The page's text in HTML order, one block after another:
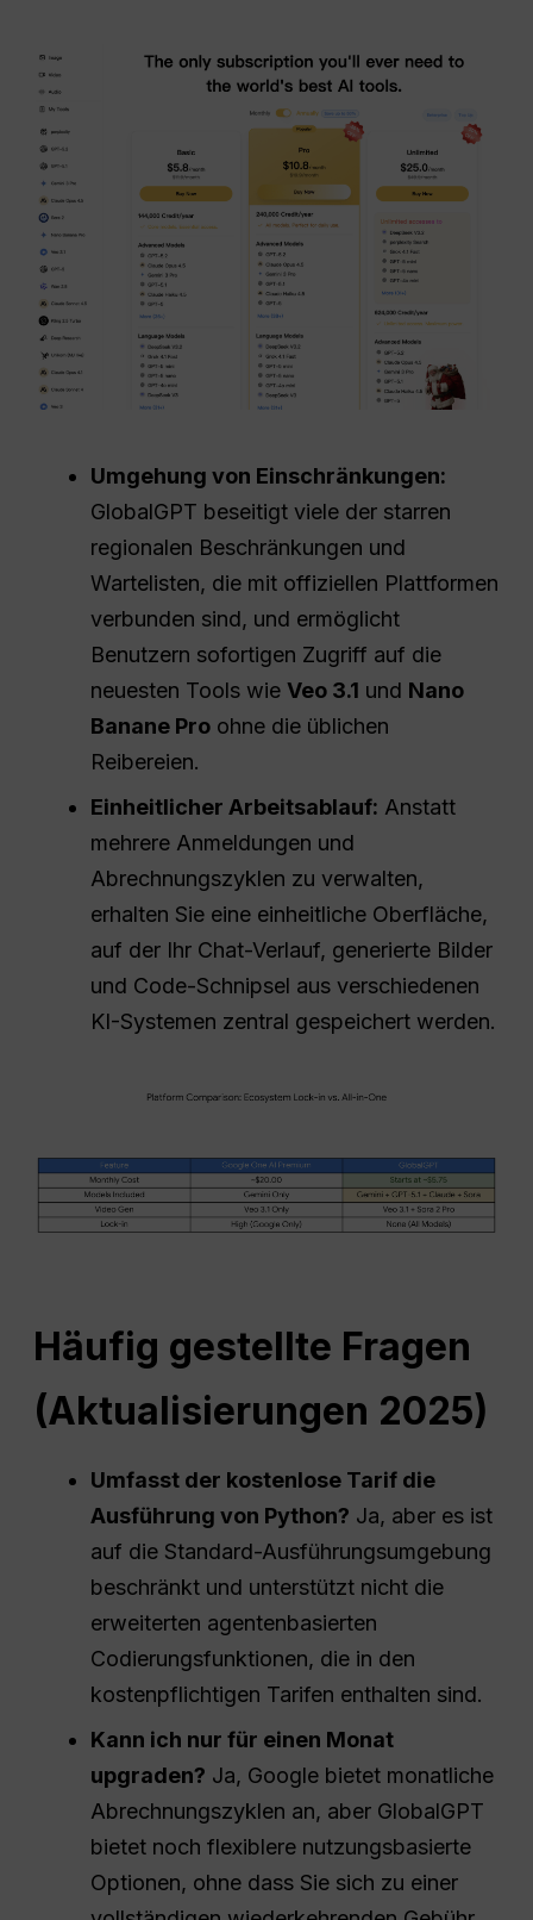
Umgehung von Einschränkungen:
GlobalGPT beseitigt viele der starren
regionalen Beschränkungen und
Wartelisten, die mit offiziellen Plattformen
verbunden sind, und ermöglicht
Benutzern sofortigen Zugriff auf die
neuesten Tools wieVeo 3.1 und Nano
Banane Pro ohne die üblichen
Reibereien.
Einheitlicher Arbeitsablauf: Anstatt
mehrere Anmeldungen und
Abrechnungszyklen zu verwalten,
erhalten Sie eine einheitliche Oberfläche,
auf der Ihr Chat-Verlauf, generierte Bilder
und Code-Schnipsel aus verschiedenen
KI-Systemen zentral gespeichert werden.
Häufig gestellte Fragen
(Aktualisierungen 2025)
Umfasst der kostenlose Tarif die
Ausführung von Python? Ja, aber es ist
auf die Standard-Ausführungsumgebung
beschränkt und unterstützt nicht die
erweiterten agentenbasierten
Codierungsfunktionen, die in den
kostenpflichtigen Tarifen enthalten sind.
Kann ich nur für einen Monat
upgraden? Ja, Google bietet monatliche
Abrechnungszyklen an, aber GlobalGPT
bietet noch flexiblere nutzungsbasierte
Optionen, ohne dass Sie sich zu einer